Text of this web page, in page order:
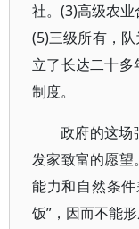
社。(3)高级农业
(5)三级所有，
立了长达二十
制度。
政府的这场
发家致富的愿望
能力和自然条
饭”，因而不能